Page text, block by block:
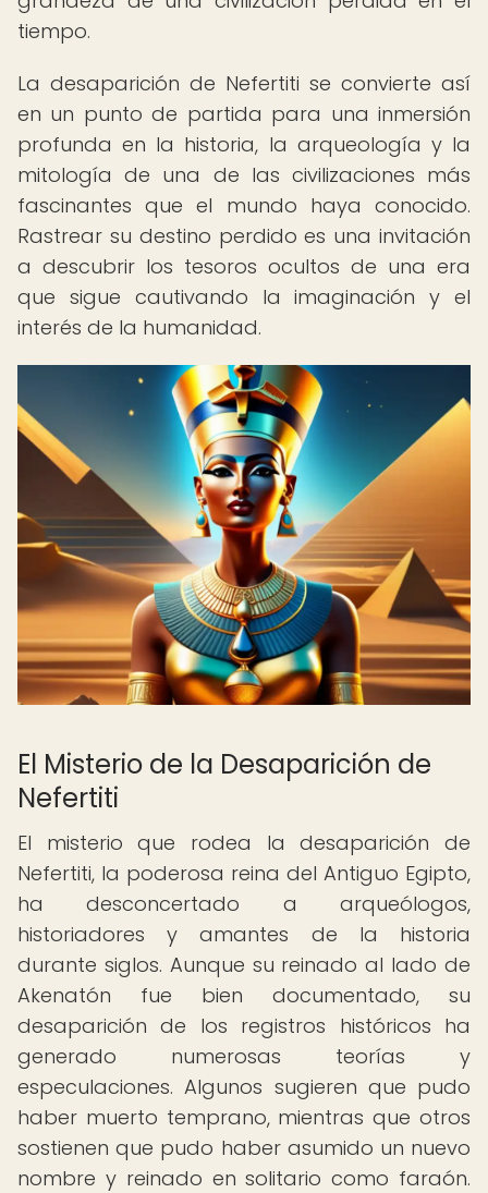
tiempo.
La desaparición de Nefertiti se convierte así
en un punto de partida para una inmersión
profunda en la historia, la arqueología y la
mitología de una de las civilizaciones más
fascinantes que el mundo haya conocido.
Rastrear su destino perdido es una invitación
a descubrir los tesoros ocultos de una era
que sigue cautivando la imaginación y el
interés de la humanidad.
El Misterio de la Desaparición de
Nefertiti
El misterio que rodea la desaparición de
Nefertiti, la poderosa reina del Antiguo Egipto,
ha desconcertado a arqueólogos,
historiadores y amantes de la historia
durante siglos. Aunque su reinado al lado de
Akenatón fue bien documentado, su
desaparición de los registros históricos ha
generado numerosas teorías y
especulaciones. Algunos sugieren que pudo
haber muerto temprano, mientras que otros
sostienen que pudo haber asumido un nuevo
nombre y reinado en solitario como faraón.